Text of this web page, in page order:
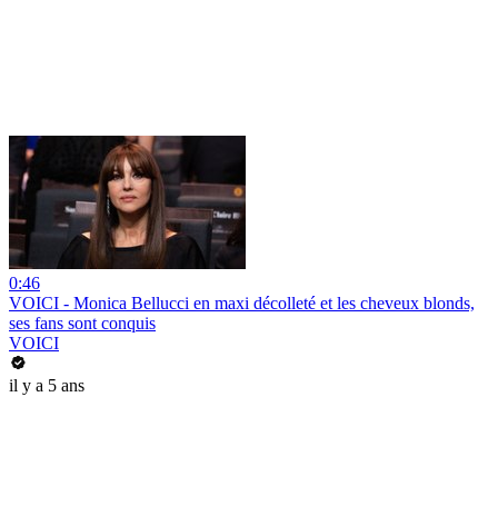
0:46
VOICI - Monica Bellucci en maxi décolleté et les cheveux blonds,
ses fans sont conquis
VOICI
il y a 5 ans